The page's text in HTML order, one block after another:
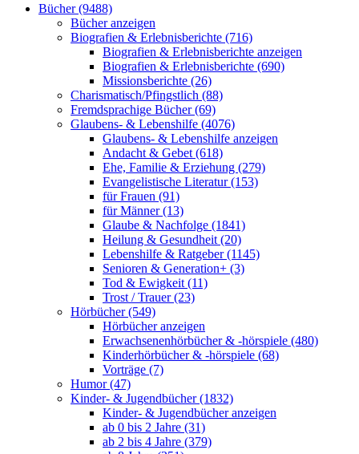
Bücher (9488)
Bücher anzeigen
Biografien & Erlebnisberichte (716)
Biografien & Erlebnisberichte anzeigen
Biografien & Erlebnisberichte (690)
Missionsberichte (26)
Charismatisch/Pfingstlich (88)
Fremdsprachige Bücher (69)
Glaubens- & Lebenshilfe (4076)
Glaubens- & Lebenshilfe anzeigen
Andacht & Gebet (618)
Ehe, Familie & Erziehung (279)
Evangelistische Literatur (153)
für Frauen (91)
für Männer (13)
Glaube & Nachfolge (1841)
Heilung & Gesundheit (20)
Lebenshilfe & Ratgeber (1145)
Senioren & Generation+ (3)
Tod & Ewigkeit (11)
Trost / Trauer (23)
Hörbücher (549)
Hörbücher anzeigen
Erwachsenenhörbücher & -hörspiele (480)
Kinderhörbücher & -hörspiele (68)
Vorträge (7)
Humor (47)
Kinder- & Jugendbücher (1832)
Kinder- & Jugendbücher anzeigen
ab 0 bis 2 Jahre (31)
ab 2 bis 4 Jahre (379)